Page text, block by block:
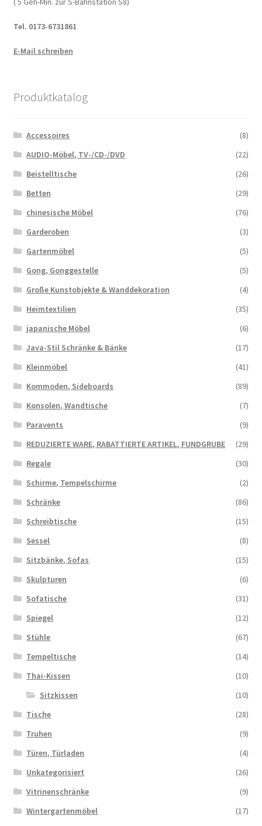
Tel. 0173-6731861
E-Mail schreiben
Produktkatalog
Accessoires
(8)
AUDIO-Möbel, TV-/CD-/DVD
(22)
Beistelltische
(26)
Betten
(29)
chinesische Möbel
(76)
Garderoben
(3)
Gartenmöbel
(5)
Gong, Gonggestelle
(5)
Große Kunstobjekte & Wanddekoration
(4)
Heimtextilien
(35)
japanische Möbel
(6)
Java-Stil Schränke & Bänke
(17)
Kleinmöbel
(41)
Kommoden, Sideboards
(89)
Konsolen, Wandtische
(7)
Paravents
(9)
REDUZIERTE WARE, RABATTIERTE ARTIKEL, FUNDGRUBE
(29)
Regale
(30)
Schirme, Tempelschirme
(2)
Schränke
(86)
Schreibtische
(15)
Sessel
(8)
Sitzbänke, Sofas
(15)
Skulpturen
(6)
Sofatische
(31)
Spiegel
(12)
Stühle
(67)
Tempeltische
(14)
Thai-Kissen
(10)
Sitzkissen
(10)
Tische
(28)
Truhen
(9)
Türen, Türladen
(4)
Unkategorisiert
(26)
Vitrinenschränke
(9)
Wintergartenmöbel
(17)